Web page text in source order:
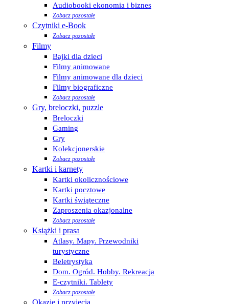
Audiobooki ekonomia i biznes
Zobacz pozostałe
Czytniki e-Book
Zobacz pozostałe
Filmy
Bajki dla dzieci
Filmy animowane
Filmy animowane dla dzieci
Filmy biograficzne
Zobacz pozostałe
Gry, breloczki, puzzle
Breloczki
Gaming
Gry
Kolekcjonerskie
Zobacz pozostałe
Kartki i karnety
Kartki okolicznościowe
Kartki pocztowe
Kartki świąteczne
Zaproszenia okazjonalne
Zobacz pozostałe
Książki i prasa
Atlasy. Mapy. Przewodniki
turystyczne
Beletrystyka
Dom. Ogród. Hobby. Rekreacja
E-czytniki. Tablety
Zobacz pozostałe
Okazje i przyjęcia